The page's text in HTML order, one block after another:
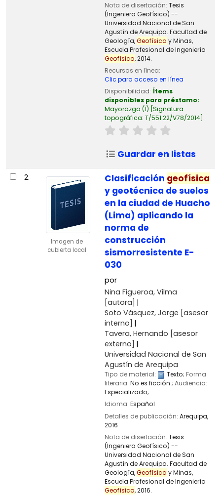
Nota de disertación: Tesis
(Ingeniero Geofísico) --
Universidad Nacional de San
Agustín de Arequipa. Facultad de
Geología,Geofísica y Minas,
Escuela Profesional de Ingeniería
Geofísica, 2014.
Recursos en línea:
Clic para acceso en línea
Disponibilidad: Ítems
disponibles para préstamo:
Mayorazgo (1) Signatura
topográfica: T/551.22/V78/2014 .
Guardar en listas
2.
Imagen de
cubierta local
Clasificación geofísica
y geotécnica de suelos
en la ciudad de Huacho
(Lima) aplicando la
norma de
construcción
sismorresistente E-
030
por
Nina Figueroa, Vilma
[autora]
Soto Vásquez, Jorge [asesor
interno]
Tavera, Hernando [asesor
externo]
Universidad Nacional de San
Agustín de Arequipa
Tipo de material: Texto; Forma
literaria: No es ficción ; Audiencia:
Especializado;
Idioma: Español
Detalles de publicación: Arequipa,
2016
Nota de disertación: Tesis
(Ingeniero Geofísico) --
Universidad Nacional de San
Agustín de Arequipa. Facultad de
Geología,Geofísica y Minas,
Escuela Profesional de Ingeniería
Geofísica, 2016.